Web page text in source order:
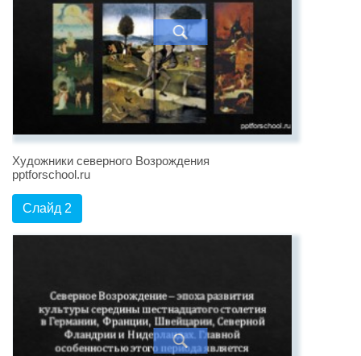
Художники северного Возрождения
pptforschool.ru
Слайд 2